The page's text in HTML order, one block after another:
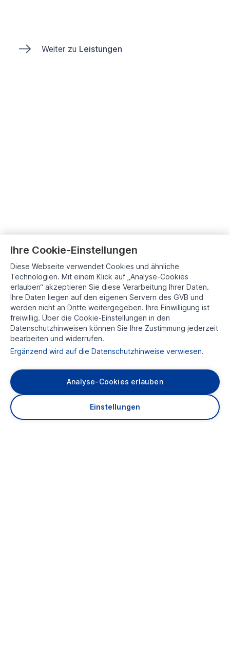
Über uns
Weiter zu Leistungen
Ihre Cookie-Einstellungen
Diese Webseite verwendet Cookies und ähnliche
Technologien. Mit einem Klick auf „Analyse-Cookies
erlauben“ akzeptieren Sie diese Verarbeitung Ihrer Daten.
Ihre Daten liegen auf den eigenen Servern des GVB und
werden nicht an Dritte weitergegeben. Ihre Einwilligung ist
freiwillig. Über die Cookie-Einstellungen in den
Datenschutzhinweisen können Sie Ihre Zustimmung jederzeit
bearbeiten und widerrufen.
Ergänzend wird auf die Datenschutzhinweise verwiesen.
Analyse-Cookies erlauben
Einstellungen